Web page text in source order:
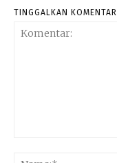
TINGGALKAN KOMENTAR